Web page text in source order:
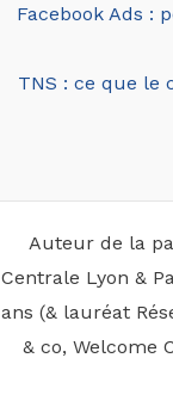
Facebook Ads :
TNS : ce que le
Auteur de la
Centrale Lyon &
ans (& lauréat
& co, Welcome